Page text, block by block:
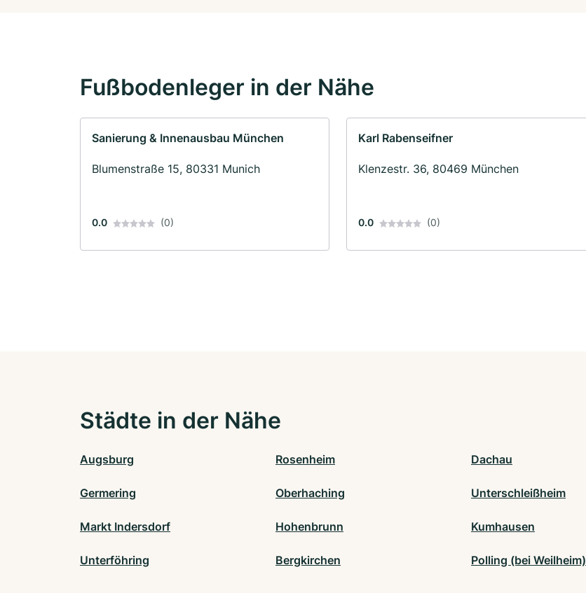
Fußbodenleger in der Nähe
Sanierung & Innenausbau München
Blumenstraße 15, 80331 Munich
0.0 (0)
Karl Rabenseifner
Klenzestr. 36, 80469 München
0.0 (0)
Städte in der Nähe
Augsburg Rosenheim Dachau
Germering Oberhaching Unterschleißheim
Markt Indersdorf Hohenbrunn Kumhausen
Unterföhring Bergkirchen Polling (bei Weilheim)